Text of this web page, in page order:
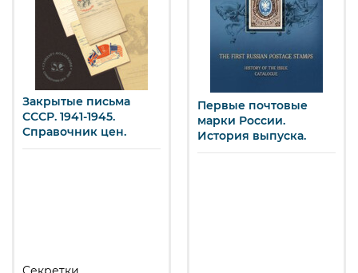
Закрытые письма
СССР. 1941-1945.
Справочник цен.
Первые почтовые
марки России.
История выпуска.